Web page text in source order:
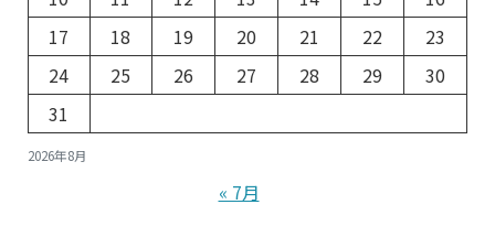
ー
シ
ョ
2026年8月
17
18 19 20 21 22
23
24
25 26 27 28 29
30
31
« 7月